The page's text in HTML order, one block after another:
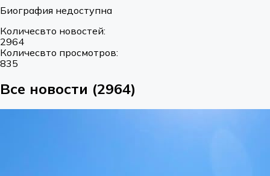
Биография недоступна
Количесвто новостей:
2964
Количесвто просмотров:
835
Все новости (2964)